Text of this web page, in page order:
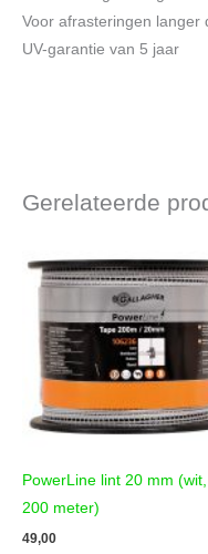
Voor afrasteringen langer
UV-garantie van 5 jaar
Gerelateerde
PowerLine lint 20 mm (wit,
200 meter)
49,00